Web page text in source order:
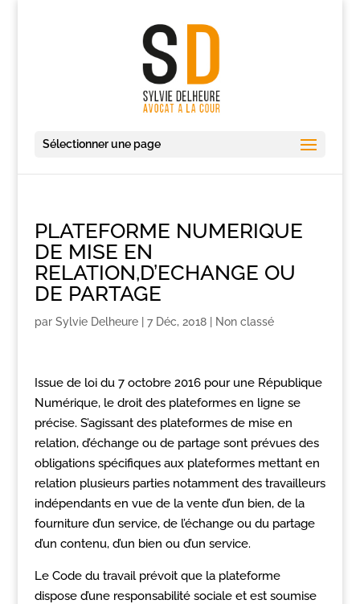
Sélectionner une page
PLATEFORME NUMERIQUE
DE MISE EN
RELATION,D’ECHANGE OU
DE PARTAGE
par Sylvie Delheure| 7 Déc, 2018| Non classé
Issue de loi du 7 octobre 2016 pour une République
Numérique, le droit des plateformes en ligne se
précise. S’agissant des plateformes de mise en
relation, d’échange ou de partage sont prévues des
obligations spécifiques aux plateformes mettant en
relation plusieurs parties notamment des travailleurs
indépendants en vue de la vente d’un bien, de la
fourniture d’un service, de l’échange ou du partage
d’un contenu, d’un bien ou d’un service.
Le Code du travail prévoit que la plateforme
dispose d’une responsabilité sociale et est soumise